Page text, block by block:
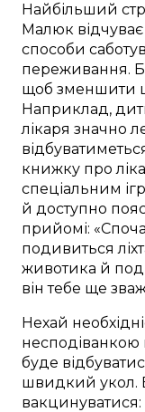
Найбільший
Малюк відчуває
способи
переживання.
щоб зменшити
Наприклад,
лікаря значно
книжку про
спеціальним
й доступно
прийомі:
подивиться
животика й
він тебе ще
Нехай
несподіванкою
буде
швидкий укол.